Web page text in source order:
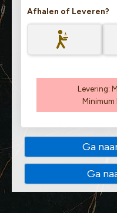
Afhalen of Leveren?
Levering:
Minimum
Ga
Ga